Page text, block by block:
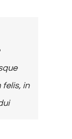
felis, in